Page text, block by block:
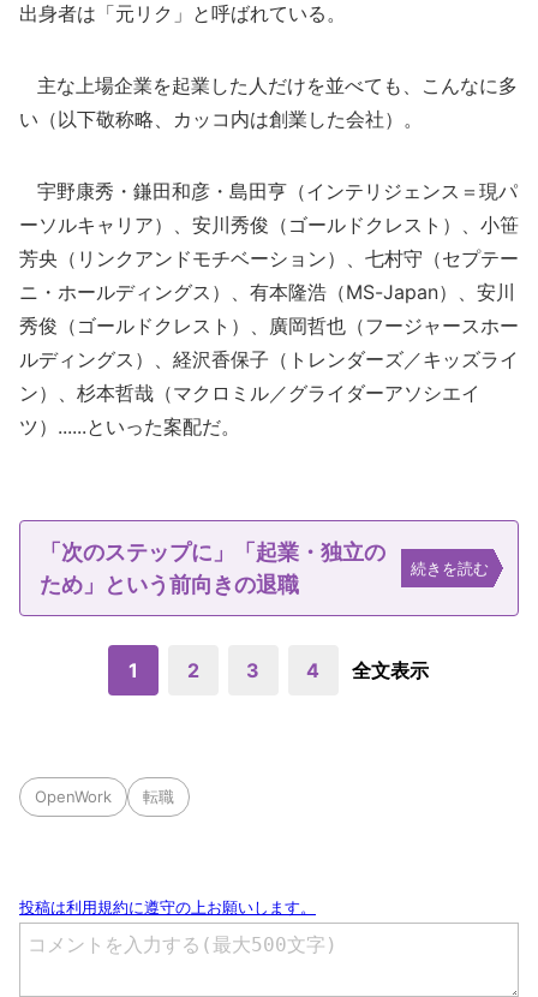
出身者は「元リク」と呼ばれている。
主な上場企業を起業した人だけを並べても、こんなに多
い（以下敬称略、カッコ内は創業した会社）。
宇野康秀・鎌田和彦・島田亨（インテリジェンス＝現パ
ーソルキャリア）、安川秀俊（ゴールドクレスト）、小笹
芳央（リンクアンドモチベーション）、七村守（セプテー
ニ・ホールディングス）、有本隆浩（MS-Japan）、安川
秀俊（ゴールドクレスト）、廣岡哲也（フージャースホー
ルディングス）、経沢香保子（トレンダーズ／キッズライ
ン）、杉本哲哉（マクロミル／グライダーアソシエイ
ツ）......といった案配だ。
「次のステップに」「起業・独立の
ため」という前向きの退職
続きを読む
1 2 3 4 全文表示
OpenWork 転職